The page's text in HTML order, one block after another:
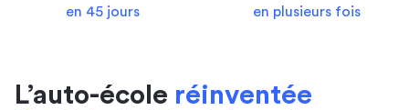
en 45 jours
en plusieurs fois
L’auto-école réinventée